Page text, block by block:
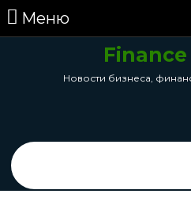
перейти
МенюМеню
Новости бизнеса,